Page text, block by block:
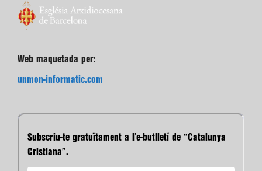
Web maquetada per:
unmon-informatic.com
Subscriu-te gratuïtament a l’e-butlletí de “Catalunya
Cristiana”.